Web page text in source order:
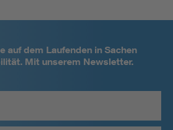
auf dem Laufenden in Sachen
Mit unserem Newsletter.